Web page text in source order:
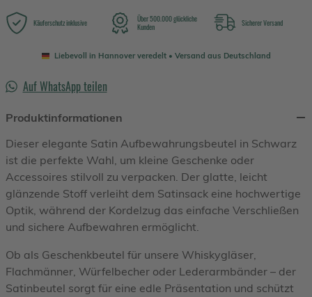
Käuferschutz inklusive
Über 500.000 glückliche
Kunden
Sicherer Versand
Liebevoll in Hannover veredelt • Versand aus Deutschland
Auf WhatsApp teilen
Produktinformationen
Dieser elegante Satin Aufbewahrungsbeutel in Schwarz
ist die perfekte Wahl, um kleine Geschenke oder
Accessoires stilvoll zu verpacken. Der glatte, leicht
glänzende Stoff verleiht dem Satinsack eine hochwertige
Optik, während der Kordelzug das einfache Verschließen
und sichere Aufbewahren ermöglicht.
Ob als Geschenkbeutel für unsere Whiskygläser,
Flachmänner, Würfelbecher oder Lederarmbänder – der
Satinbeutel sorgt für eine edle Präsentation und schützt